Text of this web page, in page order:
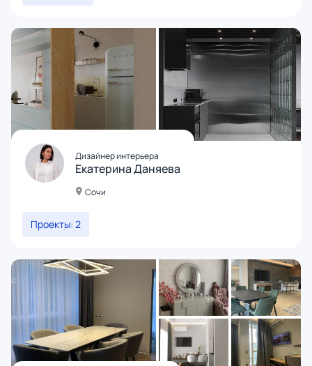
Дизайнер интерьера
Екатерина Даняева
Сочи
Проекты: 2